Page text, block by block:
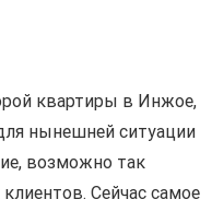
квартиры в Инжое,
нынешней ситуации
возможно так
Сейчас самое